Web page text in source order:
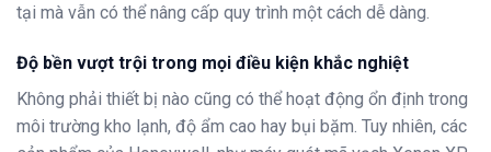
tại mà vẫn có thể nâng cấp quy trình một cách dễ dàng.
Độ bền vượt trội trong mọi điều kiện khắc nghiệt
Không phải thiết bị nào cũng có thể hoạt động ổn định trong
môi trường kho lạnh, độ ẩm cao hay bụi bặm. Tuy nhiên, các